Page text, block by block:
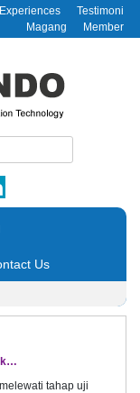
Experiences
Testimoni
Magang
Member
Us
tahap uji